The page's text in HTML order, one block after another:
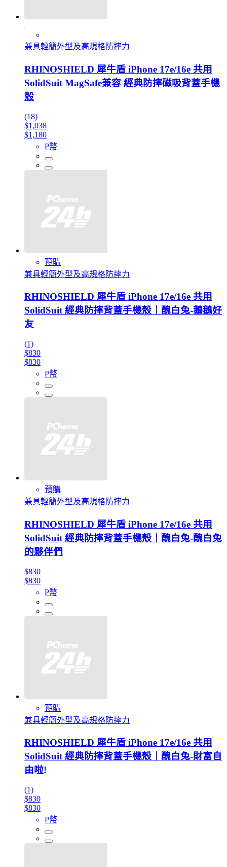
兼具輕簡外型及高規格防摔力
RHINOSHIELD 犀牛盾 iPhone 17e/16e 共用
SolidSuit MagSafe兼容 經典防摔磁吸背蓋手機
殼
(18)
$1,038
$1,180
P幣
預購
兼具輕簡外型及高規格防摔力
RHINOSHIELD 犀牛盾 iPhone 17e/16e 共用
SolidSuit 經典防摔背蓋手機殼｜醜白兔-鵝鵝好
友
(1)
$830
$830
P幣
預購
兼具輕簡外型及高規格防摔力
RHINOSHIELD 犀牛盾 iPhone 17e/16e 共用
SolidSuit 經典防摔背蓋手機殼｜醜白兔-醜白兔
的夥伴們
$830
$830
P幣
預購
兼具輕簡外型及高規格防摔力
RHINOSHIELD 犀牛盾 iPhone 17e/16e 共用
SolidSuit 經典防摔背蓋手機殼｜醜白兔-財富自
由啦!
(1)
$830
$830
P幣